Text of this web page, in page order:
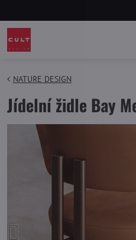
NATURE DESIGN
Jídelní židle Bay